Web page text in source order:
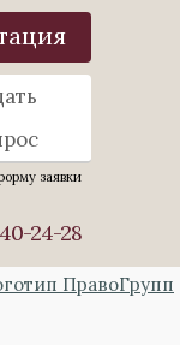
заявки
24-28